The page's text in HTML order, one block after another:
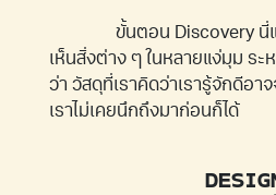
ขั้นตอน Discovery นี่
เห็นสิ่งต่าง ๆ ในหลายแง่มุม ระ
ว่า วัสดุที่เราคิดว่าเรารู้จักดีอาจ
เราไม่เคยนึกถึงมาก่อนก็ได้